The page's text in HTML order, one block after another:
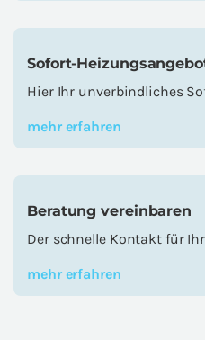
Sofort-​
Hier Ihr un­ver­bind­li­ches
mehr er­fah­ren
Be­ra­tung ver­ein­ba­ren
Der schnel­le Kon­takt für
mehr er­fah­ren